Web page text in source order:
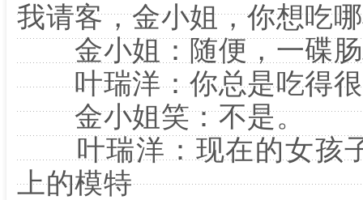
我请客，金小姐，你想吃
金小姐：随便，一碟肠
叶瑞洋：你总是吃得很
金小姐笑：不是。
叶瑞洋：现在的女孩
上的模特